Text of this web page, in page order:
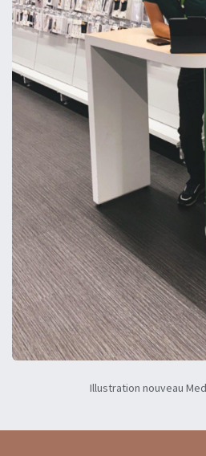
Illustration nouveau